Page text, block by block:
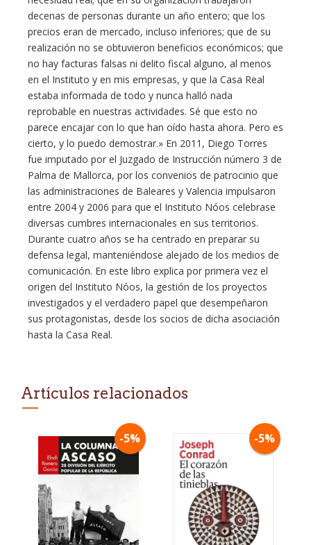
decenas de personas durante un año entero; que los
precios eran de mercado, incluso inferiores; que de su
realización no se obtuvieron beneficios económicos; que
no hay facturas falsas ni delito fiscal alguno, al menos
en el Instituto y en mis empresas, y que la Casa Real
estaba informada de todo y nunca halló nada
reprobable en nuestras actividades. Sé que esto no
parece encajar con lo que han oído hasta ahora. Pero es
cierto, y lo puedo demostrar.» En 2011, Diego Torres
fue imputado por el Juzgado de Instrucción número 3 de
Palma de Mallorca, por los convenios de patrocinio que
las administraciones de Baleares y Valencia impulsaron
entre 2004 y 2006 para que el Instituto Nóos celebrase
diversas cumbres internacionales en sus territorios.
Durante cuatro años se ha centrado en preparar su
defensa legal, manteniéndose alejado de los medios de
comunicación. En este libro explica por primera vez el
origen del Instituto Nóos, la gestión de los proyectos
investigados y el verdadero papel que desempeñaron
sus protagonistas, desde los socios de dicha asociación
hasta la Casa Real.
Artículos relacionados
-5% -5%